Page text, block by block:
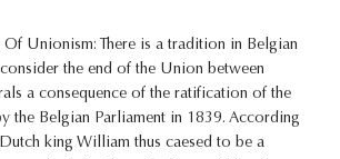
Of Unionism: There is a tradition in Belgian
the end of the Union between
a consequence of the ratification of the
the Belgian Parliament in 1839. According
king William thus caesed to be a